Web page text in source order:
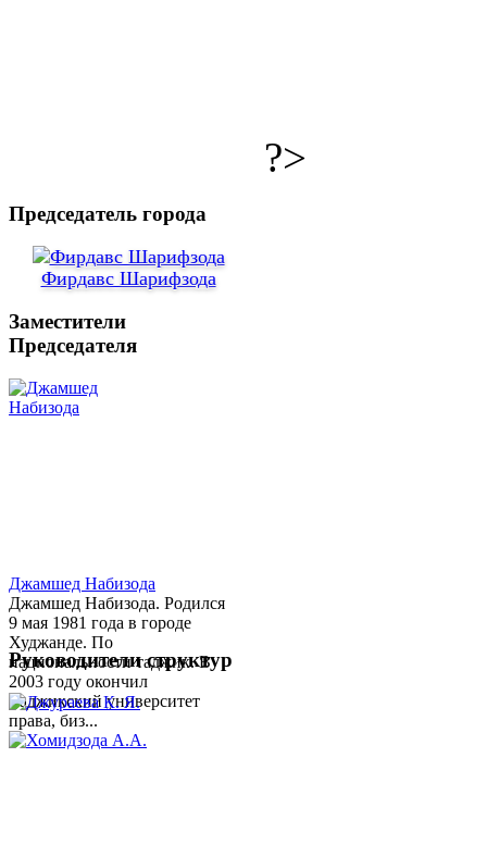
?>
Председатель города
Фирдавс Шарифзода
Заместители
Председателя
Джамшед Набизода
Джамшед Набизода. Родился
9 мая 1981 года в городе
Худжанде. По
национальности таджик. В
2003 году окончил
Таджикский университет
права, биз...
Руководители структур